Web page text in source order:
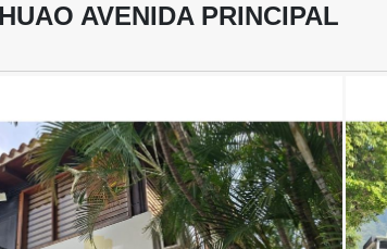
AVENIDA PRINCIPAL